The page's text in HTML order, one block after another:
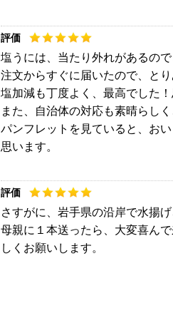
塩うには、当たり外れがあるの
注文からすぐに届いたので、とり
塩加減も丁度よく、最高でした
また、自治体の対応も素晴らし
パンフレットを見ていると、お
思います。
さすがに、岩手県の沿岸で水揚
母親に１本送ったら、大変喜ん
しくお願いします。